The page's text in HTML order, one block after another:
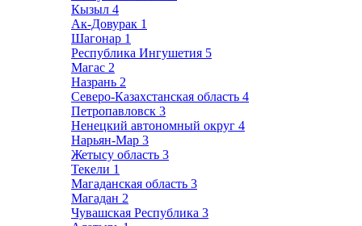
Кызыл 4
Ак-Довурак 1
Шагонар 1
Республика Ингушетия 5
Магас 2
Назрань 2
Северо-Казахстанская область 4
Петропавловск 3
Ненецкий автономный округ 4
Нарьян-Мар 3
Жетысу область 3
Текели 1
Магаданская область 3
Магадан 2
Чувашская Республика 3